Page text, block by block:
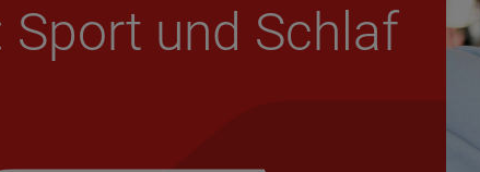
Sport und Schlaf